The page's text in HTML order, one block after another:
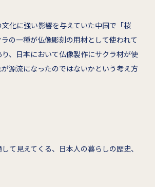
化に強い影響を与えていた中国で「桜
の一種が仏像彫刻の用材として使われて
、日本において仏像製作にサクラ材が使
源流になったのではないかという考え方
て見えてくる、日本人の暮らしの歴史、